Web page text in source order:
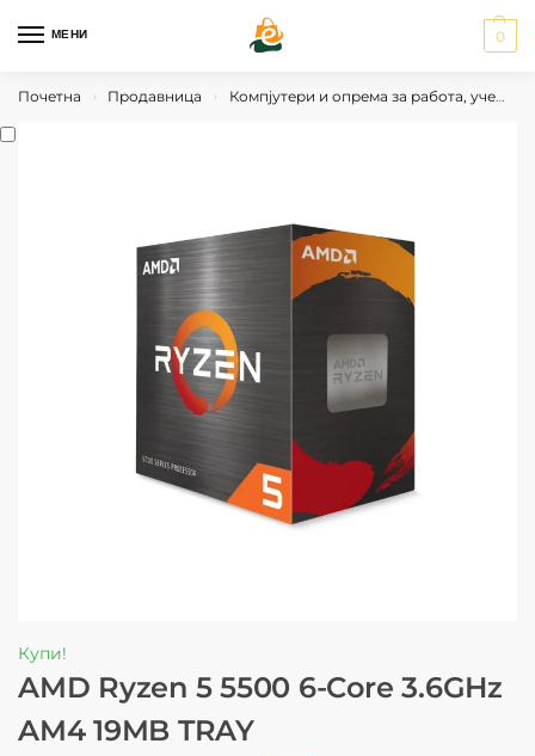
МЕНИ 0
Почетна › Продавница › Компјутери и опрема за работа, учење и гејминг
Купи!
AMD Ryzen 5 5500 6-Core 3.6GHz
AM4 19MB TRAY